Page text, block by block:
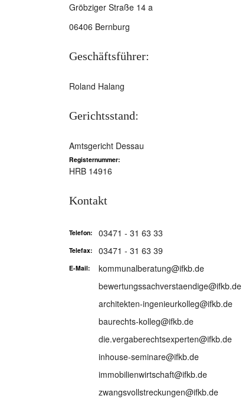
Gröbziger Straße 14 a
06406 Bernburg
Geschäftsführer:
Roland Halang
Gerichtsstand:
Amtsgericht Dessau
Registernummer:
HRB 14916
Kontakt
Telefon: 03471 - 31 63 33
Telefax: 03471 - 31 63 39
E-Mail:
kommunalberatung@ifkb.de
bewertungssachverstaendige@ifkb.de
architekten-ingenieurkolleg@ifkb.de
baurechts-kolleg@ifkb.de
die.vergaberechtsexperten@ifkb.de
inhouse-seminare@ifkb.de
immobilienwirtschaft@ifkb.de
zwangsvollstreckungen@ifkb.de